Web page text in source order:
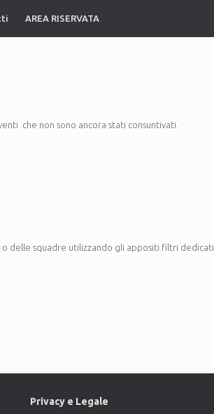
AREA RISERVATA
che non sono ancora stati consuntivati.
delle squadre utilizzando gli appositi filtri dedicati.
Privacy e Legale